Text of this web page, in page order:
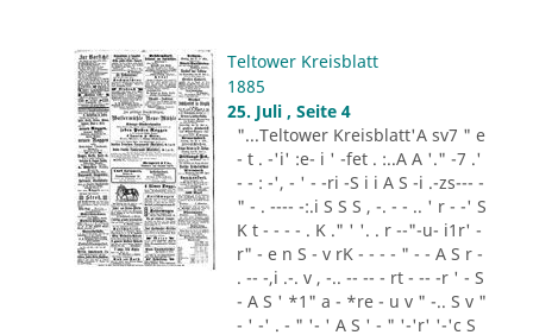
Teltower Kreisblatt
1885
25. Juli , Seite 4
"...Teltower Kreisblatt'A sv7 " e
- t . -'i' :e- i ' -fet . :..A A '." -7 .'
- - : -', - ' - -ri -S i i A S -i .-zs--- -
" - . ---- -:.i S S S , -. - - .. ' r - -' S
K t - - - - . K ." ' '. . r --"-u- i1r' -
r" - e n S - v rK - - - - " - - A S r -
. -- -,i .-. v , -.. -- -- - rt - -- -r ' - S
- A S ' *1" a - *re - u v " -.. S v "
- ' -' . - " '- ' A S ' - " '-'r' '-'c S